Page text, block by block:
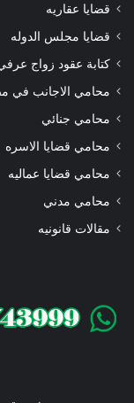
قضايا عقاريه
قضايا مجلس الدوله
كتابة عقود زواج
محامي الاجانب في
محامي جنائي
محامي قضايا الاسره
محامي قضايا عماليه
محامي مدني
مقالات قانونيه